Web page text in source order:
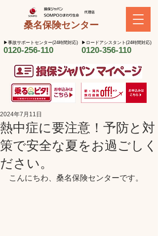
桑名保険センター
​▶︎事故サポートセンター(24時間対応)
0120-256-110
​▶︎ロードアシスタント(24時間対応)
0120-356-110
熱中症に要注意！予防と対
策で安全な夏をお過ごしく
ださい。
2024年7月11日
こんにちわ、桑名保険センターです。